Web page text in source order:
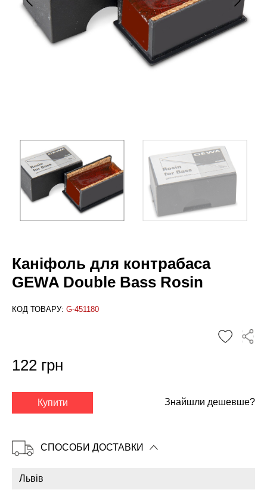
Каніфоль для контрабаса
GEWA Double Bass Rosin
КОД ТОВАРУ: G-451180
✕
122 грн
Купити Знайшли дешевше?
СПОСОБИ ДОСТАВКИ